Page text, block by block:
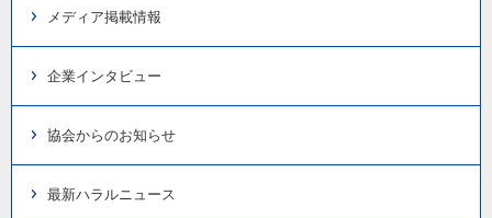
メディア掲載情報
企業インタビュー
協会からのお知らせ
最新ハラルニュース